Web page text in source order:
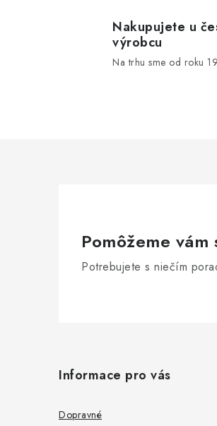
i
s
Nakupujete u
výrobcu
Na trhu sme od roku
Pomôžeme
Potrebujete s niečím
Informace pro vás
Dopravné